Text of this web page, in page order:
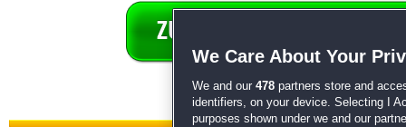
We Care About Your
We and our 478 partners store and
identifiers, on your device. Selecting I
purposes shown under we and our